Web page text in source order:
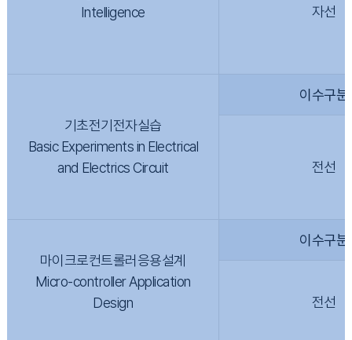
Intelligence
자선
기초전기전자실습
Basic Experiments in Electrical
and Electrics Circuit
이수구분
전선
마이크로컨트롤러응용설계
Micro-controller Application
Design
이수구분
전선